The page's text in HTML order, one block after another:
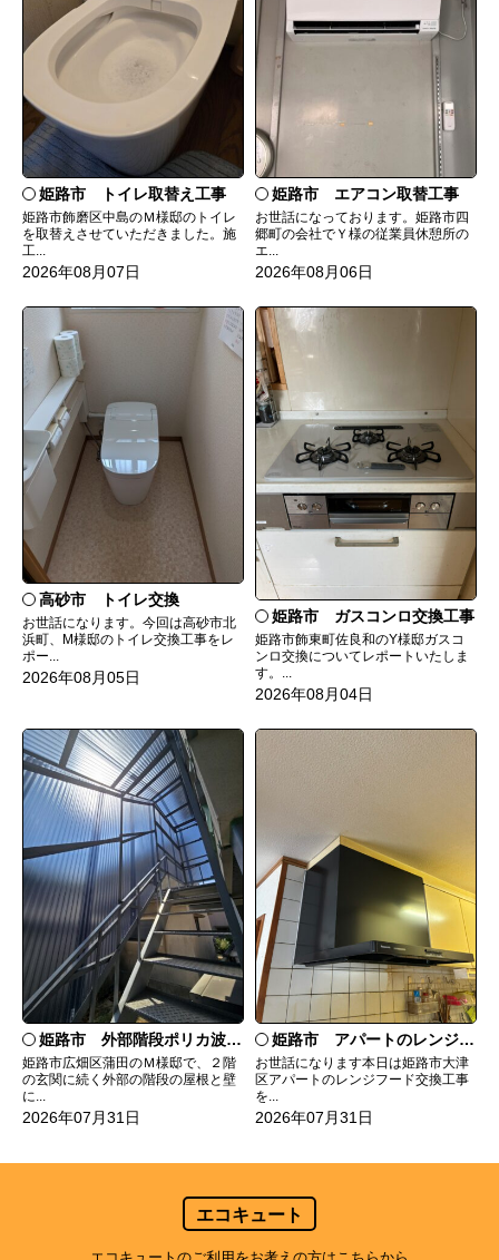
姫路市 トイレ取替え工事
姫路市飾磨区中島のＭ様邸のトイレ
を取替えさせていただきました。施
工...
2026年08月07日
姫路市 エアコン取替工事
お世話になっております。姫路市四
郷町の会社でＹ様の従業員休憩所の
エ...
2026年08月06日
高砂市 トイレ交換
お世話になります。今回は高砂市北
浜町、M様邸のトイレ交換工事をレ
ポー...
2026年08月05日
姫路市 ガスコンロ交換工事
姫路市飾東町佐良和のY様邸ガスコ
ンロ交換についてレポートいたしま
す。...
2026年08月04日
姫路市 外部階段ポリカ波板張替工事
姫路市広畑区蒲田のＭ様邸で、２階
の玄関に続く外部の階段の屋根と壁
に...
2026年07月31日
姫路市 アパートのレンジフード交換
お世話になります本日は姫路市大津
区アパートのレンジフード交換工事
を...
2026年07月31日
エコキュート